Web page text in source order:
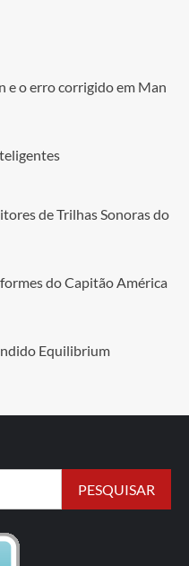
e o erro corrigido em Man
de Trilhas Sonoras do
do Capitão América
Equilibrium